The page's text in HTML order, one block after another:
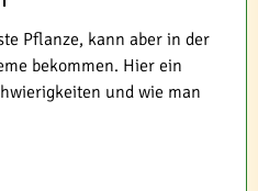
Pflanze, kann aber in der
bekommen. Hier ein
und wie man